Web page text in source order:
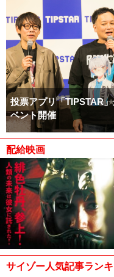
投票アプリ「TIPSTAR
ベント開催
配給映画
サイゾー人気記事ラン